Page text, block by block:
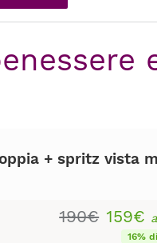
+ spritz vista
190€ 159€
16%